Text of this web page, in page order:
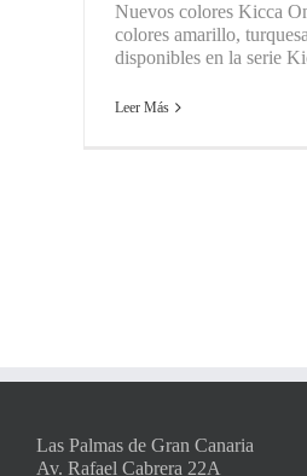
Nuevos colores Kicca
colores amarillo,
disponibles en la serie
Leer Más
Las Palmas de Gran Canaria
Av. Rafael Cabrera 22A